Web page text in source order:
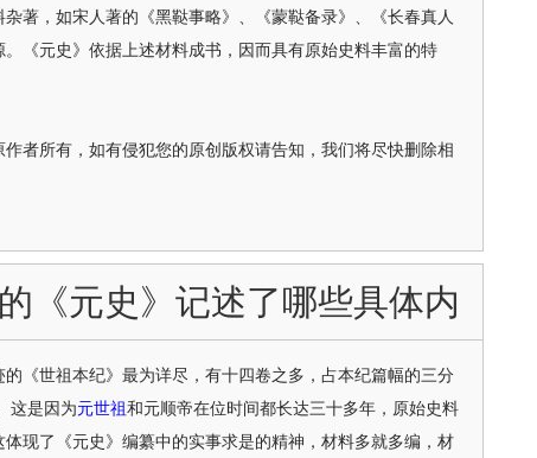
著，如宋人著的《黑鞑事略》、《蒙鞑备录》、《长春真人
《元史》依据上述材料成书，因而具有原始史料丰富的特
者所有，如有侵犯您的原创版权请告知，我们将尽快删除相
《元史》记述了哪些具体内
的《世祖本纪》最为详尽，有十四卷之多，占本纪篇幅的三分
这是因为元世祖和元顺帝在位时间都长达三十多年，原始史料
现了《元史》编纂中的实事求是的精神，材料多就多编，材